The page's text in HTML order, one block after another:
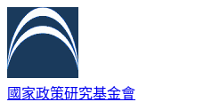
國家政策研究基金會